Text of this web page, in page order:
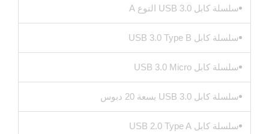
سلسلة كابل USB 3.0 النوع A
سلسلة كابل USB 3.0 Type B
سلسلة كابل USB 3.0 Micro
سلسلة كابل USB 3.0 بسعة 20 دبوس
سلسلة كابل USB 2.0 Type A